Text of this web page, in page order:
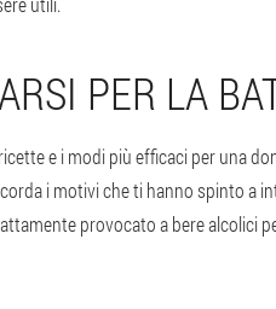
PER LA
e i modi più efficaci per una
i motivi che ti hanno spinto a
provocato a bere alcolici